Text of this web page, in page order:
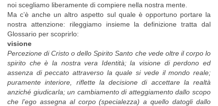
noi scegliamo liberamente di compiere nella nostra mente.
Ma c’è anche un altro aspetto sul quale è opportuno portare la
nostra attenzione: rileggiamo insieme la definizione tratta dal
Glossario per scoprirlo:
visione
Percezione di Cristo o dello Spirito Santo che vede oltre il corpo lo
spirito che è la nostra vera Identità; la visione di perdono ed
assenza di peccato attraverso la quale si vede il mondo reale;
puramente interiore, riflette la decisione di accettare la realtà
anziché giudicarla; un cambiamento di atteggiamento dallo scopo
che l’ego assegna al corpo (specialezza) a quello datogli dallo